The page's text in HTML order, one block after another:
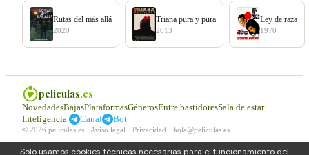
Solo usamos cookies técnicas necesarias para el funcionamiento del
Rutas del más allá
2020
Triana pura y pura
2013
Ley de raza
1970
peliculas.es
NovedadesBajasPlataformasGénerosEntre bastidoresSala de estar
Inteligencia| Canal Bot
© 2026 peliculas.es · Aviso legal · Privacidad · hola@peliculas.es